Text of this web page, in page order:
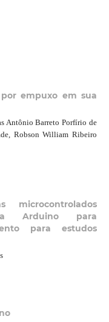
empuxo em sua
Antônio Barreto Porfírio de
Robson William Ribeiro
microcontrolados
Arduino para
para estudos